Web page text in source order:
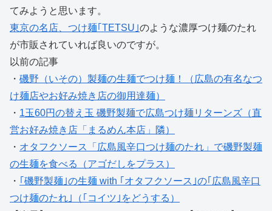
てみようと思います。
東京の名店、つけ麺｢TETSU｣のような濃厚つけ麺のたれ
が市販されていれば良いのですが。
以前の記事
・ 磯野（いその）製麺の生麺でつけ麺！（広島の有名なつ
け麺店やお好み焼き店の御用達麺）
・ 1玉60円の替え玉 磯野製麺で広島つけ麺リターンズ（直
営お好み焼き店「まるめん本店」隣）
・ オタフクソース「広島風辛口つけ麺のたれ」で磯野製麺
の生麺を食べる（アゴだしをプラス）
・ ｢磯野製麺｣の生麺 with ｢オタフクソース｣の｢広島風辛口
つけ麺のたれ｣（｢コイツ｣をどうする）